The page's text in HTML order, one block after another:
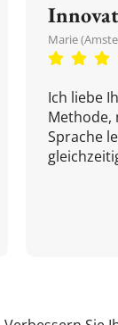
Marie
Ich liebe
Methode,
Sprache